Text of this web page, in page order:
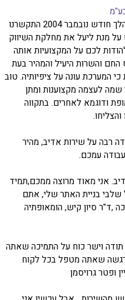
לכבוד שופ סנטר הנדון: ציון לשבח במהלך חודש נובמבר 2004 התקשרנו
מנת ליעל את מחלקת השיווק
לכם על המקצועיות אותה
והשרות היעיל והמהיר בעת
המערכת עונה על ציפיותיה. טוב
שמה לעצמה מקצוענות ומתן
ודוגמא לאחרים. בתקווה
רבה על שירות אדיב, מהיר
עמכם.
אני מאוד מרוצה ממכם,תמיד
בניית האתר שלי, אתם
,ד"ר סיון קיש, הומאופתיה
תודה וישר כוח על התמיכה שאתה
שאתה מטפל בכל לקוח
ופטר גרויסמן